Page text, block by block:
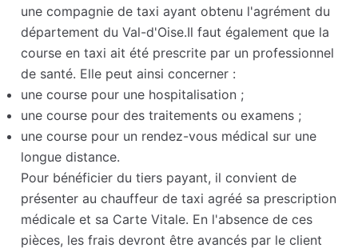
une compagnie de taxi ayant obtenu l'agrément du
département du Val-d'Oise.Il faut également que la
course en taxi ait été prescrite par un professionnel
de santé. Elle peut ainsi concerner :
une course pour une hospitalisation ;
une course pour des traitements ou examens ;
une course pour un rendez-vous médical sur une
longue distance.
Pour bénéficier du tiers payant, il convient de
présenter au chauffeur de taxi agréé sa prescription
médicale et sa Carte Vitale. En l'absence de ces
pièces, les frais devront être avancés par le client